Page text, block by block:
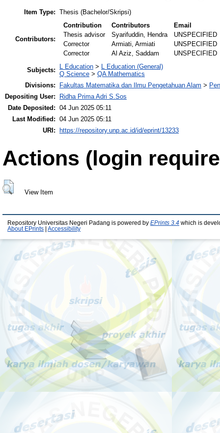
Item Type: Thesis (Bachelor/Skripsi)
Contributors:
Contribution Contributors
Email
Thesis advisor
Syarifuddin, Hendra
UNSPECIFIED
Corrector
Armiati, Armiati
UNSPECIFIED
Corrector
Al Aziz, Saddam UNSPECIFIED
Subjects: L Education > L Education (General)
Q Science > QA Mathematics
Divisions:
Fakultas Matematika dan Ilmu Pengetahuan Alam >
Depositing User:
Ridha Prima Adri S.Sos
Date Deposited: 04 Jun 2025 05:11
Last Modified: 04 Jun 2025 05:11
URI:
https://repository.unp.ac.id/id/eprint/13233
Actions (login
View Item
Repository Universitas Negeri Padang is powered by EPrints 3.4 which is
About EPrints
Accessibility